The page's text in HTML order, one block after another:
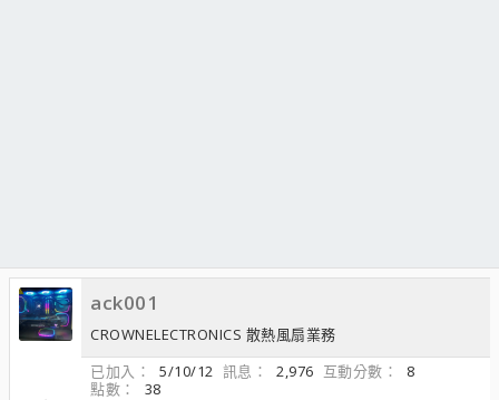
ack001
CROWNELECTRONICS 散熱風扇業務
已加入
5/10/12 訊息 2,976 互動分數
8
點數
38